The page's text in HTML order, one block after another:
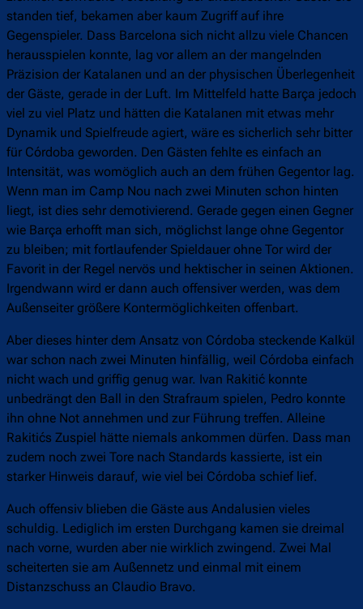
standen tief, bekamen aber kaum Zugriff auf ihre
Gegenspieler. Dass Barcelona sich nicht allzu viele Chancen
herausspielen konnte, lag vor allem an der mangelnden
Präzision der Katalanen und an der physischen Überlegenheit
der Gäste, gerade in der Luft. Im Mittelfeld hatte Barça jedoch
viel zu viel Platz und hätten die Katalanen mit etwas mehr
Dynamik und Spielfreude agiert, wäre es sicherlich sehr bitter
für Córdoba geworden. Den Gästen fehlte es einfach an
Intensität, was womöglich auch an dem frühen Gegentor lag.
Wenn man im Camp Nou nach zwei Minuten schon hinten
liegt, ist dies sehr demotivierend. Gerade gegen einen Gegner
wie Barça erhofft man sich, möglichst lange ohne Gegentor
zu bleiben; mit fortlaufender Spieldauer ohne Tor wird der
Favorit in der Regel nervös und hektischer in seinen Aktionen.
Irgendwann wird er dann auch offensiver werden, was dem
Außenseiter größere Kontermöglichkeiten offenbart.
Aber dieses hinter dem Ansatz von Córdoba steckende Kalkül
war schon nach zwei Minuten hinfällig, weil Córdoba einfach
nicht wach und griffig genug war. Ivan Rakitić konnte
unbedrängt den Ball in den Strafraum spielen, Pedro konnte
ihn ohne Not annehmen und zur Führung treffen. Alleine
Rakitićs Zuspiel hätte niemals ankommen dürfen. Dass man
zudem noch zwei Tore nach Standards kassierte, ist ein
starker Hinweis darauf, wie viel bei Córdoba schief lief.
Auch offensiv blieben die Gäste aus Andalusien vieles
schuldig. Lediglich im ersten Durchgang kamen sie dreimal
nach vorne, wurden aber nie wirklich zwingend. Zwei Mal
scheiterten sie am Außennetz und einmal mit einem
Distanzschuss an Claudio Bravo.